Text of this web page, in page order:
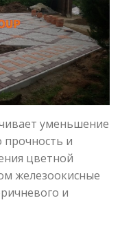
уменьшение
прочность и
цветной
железоокисные
и